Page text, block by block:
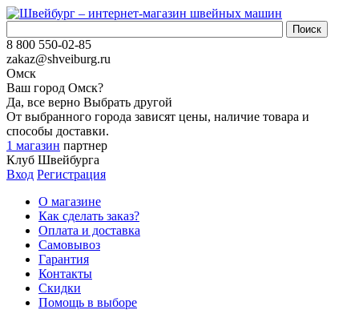
8 800 550-02-85
zakaz@shveiburg.ru
Омск
Ваш город Омск?
Да, все верно Выбрать другой
От выбранного города зависят цены, наличие товара и
способы доставки.
1 магазин партнер
Клуб Швейбурга
Вход Регистрация
О магазине
Как сделать заказ?
Оплата и доставка
Самовывоз
Гарантия
Контакты
Скидки
Помощь в выборе